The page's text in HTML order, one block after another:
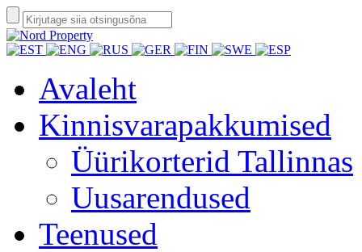
Avaleht
Kinnisvarapakkumised
Üürikorterid Tallinnas
Uusarendused
Teenused